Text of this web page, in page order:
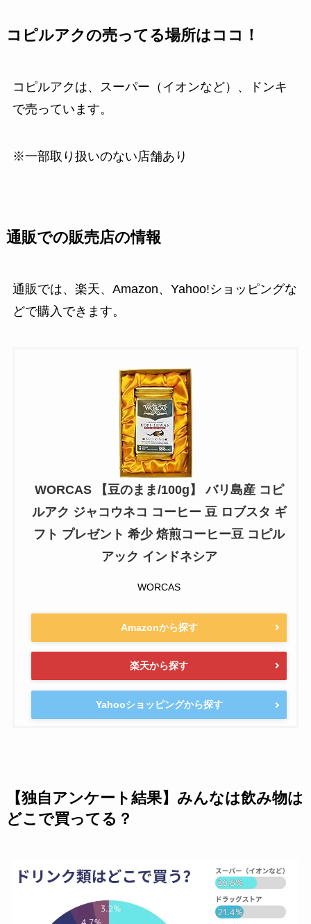
コピルアクの売ってる場所はココ！
コピルアクは、スーパー（イオンなど）、ドンキ
で売っています。
※一部取り扱いのない店舗あり
通販での販売店の情報
通販では、楽天、Amazon、Yahoo!ショッピングな
どで購入できます。
WORCAS 【豆のまま/100g】 バリ島産 コピ
ルアク ジャコウネコ コーヒー 豆 ロブスタ ギ
フト プレゼント 希少 焙煎コーヒー豆 コピル
アック インドネシア
WORCAS
Amazonから探す
楽天から探す
Yahooショッピングから探す
【独自アンケート結果】みんなは飲み物は
どこで買ってる？